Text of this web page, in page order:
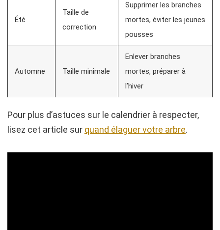
Été
Taille de
correction
Supprimer les branches
mortes, éviter les jeunes
pousses
Automne Taille minimale
Enlever branches
mortes, préparer à
l’hiver
Pour plus d’astuces sur le calendrier à respecter,
lisez cet article sur quand élaguer votre arbre.